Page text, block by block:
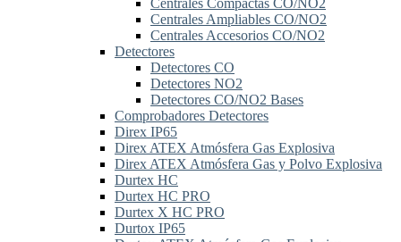
Centrales Compactas CO/NO2
Centrales Ampliables CO/NO2
Centrales Accesorios CO/NO2
Detectores
Detectores CO
Detectores NO2
Detectores CO/NO2 Bases
Comprobadores Detectores
Direx IP65
Direx ATEX Atmósfera Gas Explosiva
Direx ATEX Atmósfera Gas y Polvo Explosiva
Durtex HC
Durtex HC PRO
Durtex X HC PRO
Durtox IP65